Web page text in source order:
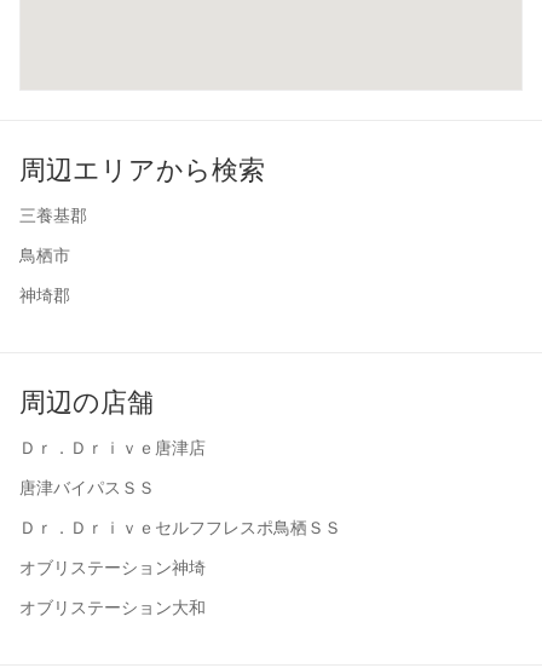
周辺エリアから検索
三養基郡
鳥栖市
神埼郡
周辺の店舗
Ｄｒ．Ｄｒｉｖｅ唐津店
唐津バイパスＳＳ
Ｄｒ．Ｄｒｉｖｅセルフフレスポ鳥栖ＳＳ
オブリステーション神埼
オブリステーション大和